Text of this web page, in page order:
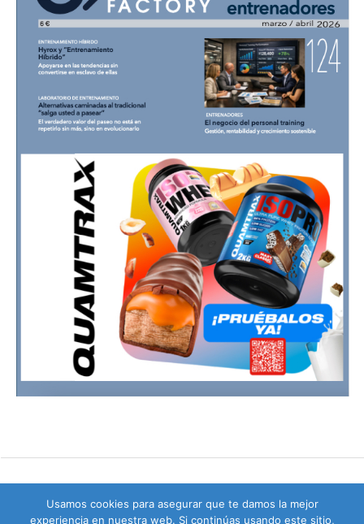
Usamos cookies para asegurar que te damos la mejor
experiencia en nuestra web. Si continúas usando este sitio,